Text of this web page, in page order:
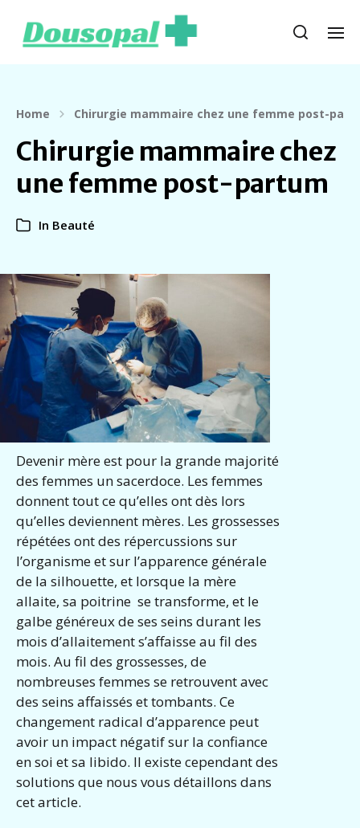
Home Chirurgie mammaire chez une femme post-
Chirurgie mammaire chez
une femme post-partum
In Beauté
Devenir mère est pour la grande majorité
des femmes un sacerdoce. Les femmes
donnent tout ce qu’elles ont dès lors
qu’elles deviennent mères. Les grossesses
répétées ont des répercussions sur
l’organisme et sur l’apparence générale
de la silhouette, et lorsque la mère
allaite, sa poitrine se transforme, et le
galbe généreux de ses seins durant les
mois d’allaitement s’affaisse au fil des
mois. Au fil des grossesses, de
nombreuses femmes se retrouvent avec
des seins affaissés et tombants. Ce
changement radical d’apparence peut
avoir un impact négatif sur la confiance
en soi et sa libido. Il existe cependant des
solutions que nous vous détaillons dans
cet article.